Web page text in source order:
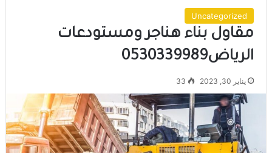
Uncategorized
مقاول بناء هناجر ومستودعات
الرياض0530339989
يناير 30, 2023 33